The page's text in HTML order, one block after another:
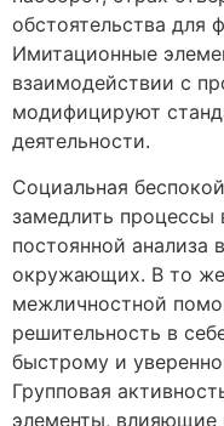
обстоятельства для
Имитационные
взаимодействии с
модифицируют
деятельности.
Социальная
замедлить процессы
постоянной анализа
окружающих. В то
межличностной
решительность в
быстрому и
Групповая
элементы, влияющие